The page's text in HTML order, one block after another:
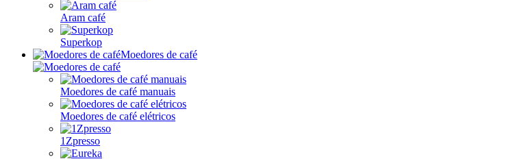
Aram café
Superkop
Moedores de café
Moedores de café manuais
Moedores de café elétricos
1Zpresso